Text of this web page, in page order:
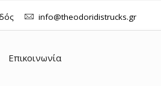
info@theodoridistrucks.gr
Επικοινωνία